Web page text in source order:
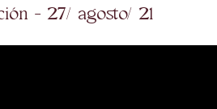
- 27/ agosto/ 21